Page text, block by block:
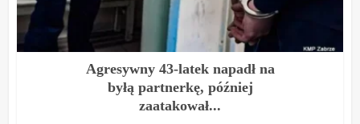
Agresywny 43-latek napadł na
byłą partnerkę, później
zaatakował...